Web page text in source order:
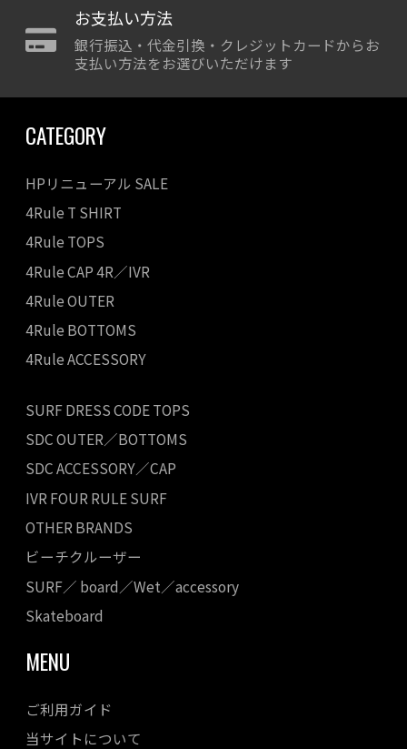
お支払い方法
銀行振込・代金引換・クレジットカードからお
支払い方法をお選びいただけます
CATEGORY
HPリニューアル SALE
4Rule T SHIRT
4Rule TOPS
4Rule CAP 4R／IVR
4Rule OUTER
4Rule BOTTOMS
4Rule ACCESSORY
SURF DRESS CODE TOPS
SDC OUTER／BOTTOMS
SDC ACCESSORY／CAP
IVR FOUR RULE SURF
OTHER BRANDS
ビーチクルーザー
SURF／ board／Wet／accessory
Skateboard
MENU
ご利用ガイド
当サイトについて